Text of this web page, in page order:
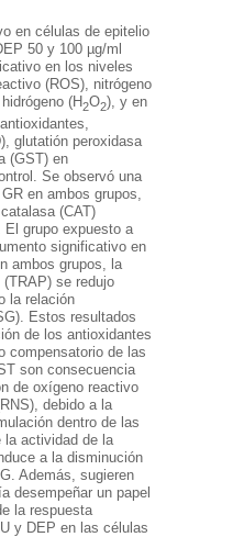
en células de epitelio
50 y 100 µg/ml
en los niveles
(ROS), nitrógeno
(H2O2), y en
glutatión peroxidasa
(GST) en
Se observó una
en ambos grupos,
(CAT)
El grupo expuesto a
significativo en
ambos grupos, la
se redujo
la relación
Estos resultados
de los antioxidantes
compensatorio de las
son consecuencia
de oxígeno reactivo
debido a la
dentro de las
la actividad de la
a la disminución
Además, sugieren
desempeñar un papel
la respuesta
y DEP en las células